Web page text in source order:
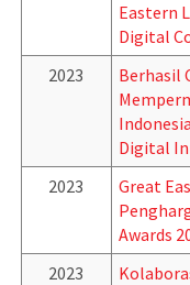
Eastern
Digital
2023
Berhasil
Digital
2023
Great
Awards
2023